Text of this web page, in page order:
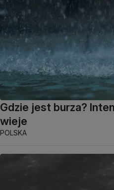
Gdzie jest burza?
wieje
POLSKA